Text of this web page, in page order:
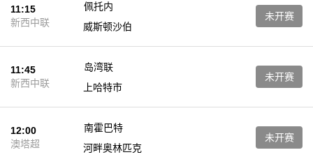
11:15
新西中联
佩托内
威斯顿沙伯
未开赛
11:45
新西中联
岛湾联
上哈特市
未开赛
12:00
澳塔超
南霍巴特
河畔奥林匹克
未开赛